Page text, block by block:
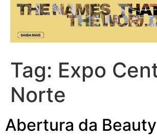
Tag: Expo
Norte
Abertura da